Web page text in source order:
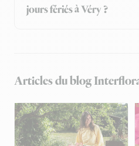
jours fériés à Véry ?
Articles du blog